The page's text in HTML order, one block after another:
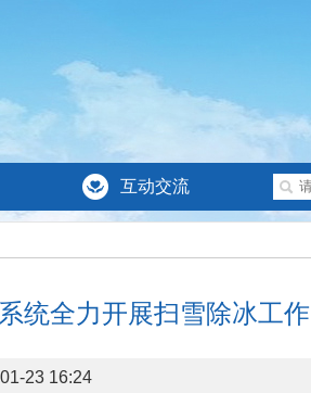
互动交流
统全力开展扫雪除冰工作
23 16:24